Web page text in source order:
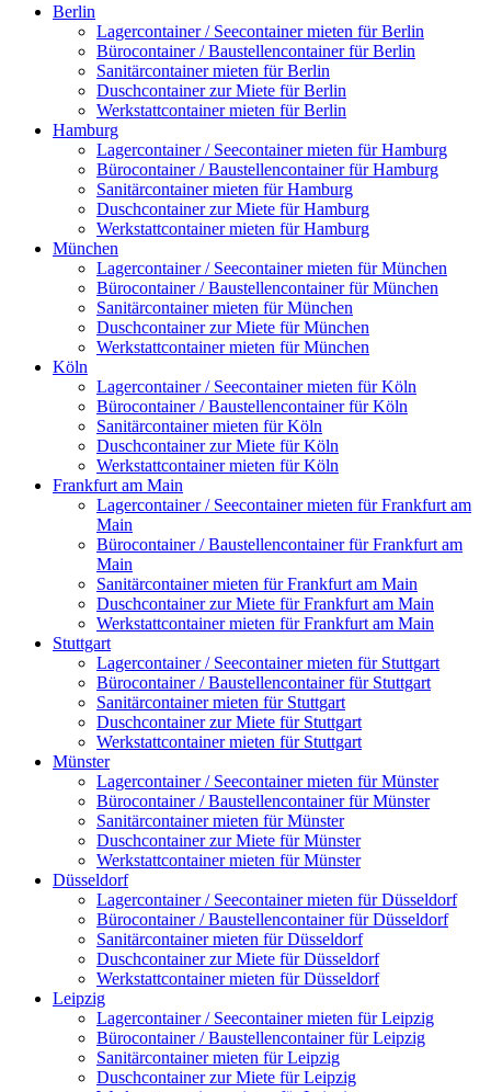
Berlin
Lagercontainer / Seecontainer mieten für Berlin
Bürocontainer / Baustellencontainer für Berlin
Sanitärcontainer mieten für Berlin
Duschcontainer zur Miete für Berlin
Werkstattcontainer mieten für Berlin
Hamburg
Lagercontainer / Seecontainer mieten für Hamburg
Bürocontainer / Baustellencontainer für Hamburg
Sanitärcontainer mieten für Hamburg
Duschcontainer zur Miete für Hamburg
Werkstattcontainer mieten für Hamburg
München
Lagercontainer / Seecontainer mieten für München
Bürocontainer / Baustellencontainer für München
Sanitärcontainer mieten für München
Duschcontainer zur Miete für München
Werkstattcontainer mieten für München
Köln
Lagercontainer / Seecontainer mieten für Köln
Bürocontainer / Baustellencontainer für Köln
Sanitärcontainer mieten für Köln
Duschcontainer zur Miete für Köln
Werkstattcontainer mieten für Köln
Frankfurt am Main
Lagercontainer / Seecontainer mieten für Frankfurt am
Main
Bürocontainer / Baustellencontainer für Frankfurt am
Main
Sanitärcontainer mieten für Frankfurt am Main
Duschcontainer zur Miete für Frankfurt am Main
Werkstattcontainer mieten für Frankfurt am Main
Stuttgart
Lagercontainer / Seecontainer mieten für Stuttgart
Bürocontainer / Baustellencontainer für Stuttgart
Sanitärcontainer mieten für Stuttgart
Duschcontainer zur Miete für Stuttgart
Werkstattcontainer mieten für Stuttgart
Münster
Lagercontainer / Seecontainer mieten für Münster
Bürocontainer / Baustellencontainer für Münster
Sanitärcontainer mieten für Münster
Duschcontainer zur Miete für Münster
Werkstattcontainer mieten für Münster
Düsseldorf
Lagercontainer / Seecontainer mieten für Düsseldorf
Bürocontainer / Baustellencontainer für Düsseldorf
Sanitärcontainer mieten für Düsseldorf
Duschcontainer zur Miete für Düsseldorf
Werkstattcontainer mieten für Düsseldorf
Leipzig
Lagercontainer / Seecontainer mieten für Leipzig
Bürocontainer / Baustellencontainer für Leipzig
Sanitärcontainer mieten für Leipzig
Duschcontainer zur Miete für Leipzig